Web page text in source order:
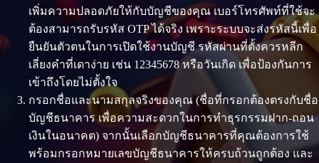
เพิ่มความปลอดภัยให้กับบัญชีของคุณ เบอร์โทรศัพท์ที่ใช้จะ
ต้องสามารถรับรหัส OTP ได้จริง เพราะระบบจะส่งรหัสนี้เพื่อ
ยืนยันตัวตนในการเปิดใช้งานบัญชี รหัสผ่านที่ตั้งควรหลีก
เลี่ยงคำที่เดาง่าย เช่น 12345678 หรือวันเกิด เพื่อป้องกันการ
เข้าถึงโดยไม่ตั้งใจ
กรอกชื่อและนามสกุลจริงของคุณ (ชื่อที่กรอกต้องตรงกับชื่อ
บัญชีธนาคาร เพื่อความสะดวกในการทำธุรกรรมฝาก-ถอน
เงินในอนาคต) จากนั้นเลือกบัญชีธนาคารที่คุณต้องการใช้
พร้อมกรอกหมายเลขบัญชีธนาคารให้ครบถ้วนถูกต้อง และ